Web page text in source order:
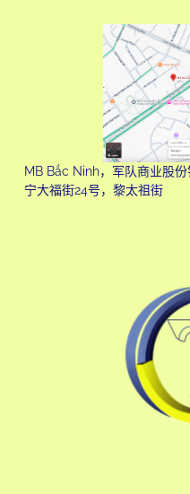
MB Bắc Ninh，军队商业股
宁大福街24号，黎太祖街